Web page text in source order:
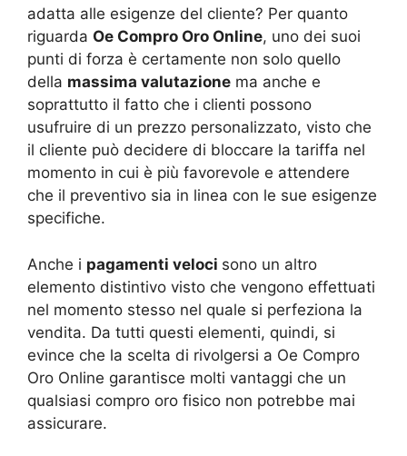
adatta alle esigenze del cliente? Per quanto
riguarda Oe Compro Oro Online, uno dei suoi
punti di forza è certamente non solo quello
della massima valutazione ma anche e
soprattutto il fatto che i clienti possono
usufruire di un prezzo personalizzato, visto che
il cliente può decidere di bloccare la tariffa nel
momento in cui è più favorevole e attendere
che il preventivo sia in linea con le sue esigenze
specifiche.
Anche i pagamenti veloci sono un altro
elemento distintivo visto che vengono effettuati
nel momento stesso nel quale si perfeziona la
vendita. Da tutti questi elementi, quindi, si
evince che la scelta di rivolgersi a Oe Compro
Oro Online garantisce molti vantaggi che un
qualsiasi compro oro fisico non potrebbe mai
assicurare.